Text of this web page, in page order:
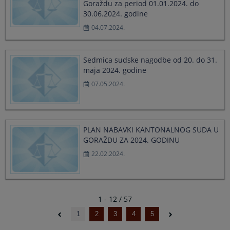
Goraždu za period 01.01.2024. do
30.06.2024. godine
04.07.2024.
Sedmica sudske nagodbe od 20. do 31.
maja 2024. godine
07.05.2024.
PLAN NABAVKI KANTONALNOG SUDA U
GORAŽDU ZA 2024. GODINU
22.02.2024.
1 - 12 / 57
1 2 3 4 5